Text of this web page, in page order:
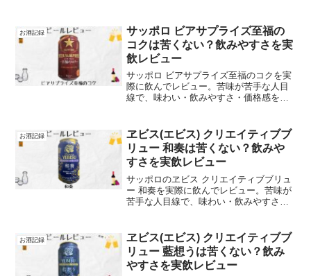
お酒記録
サッポロ ビアサプライズ至福の
コクは苦くない？飲みやすさを実
飲レビュー
サッポロ ビアサプライズ至福のコクを実
際に飲んでレビュー。苦味が苦手な人目
線で、味わい・飲みやすさ・価格感を本
お酒記録
ヱビス(エビス) クリエイティブブ
リュー 和奏は苦くない？飲みや
すさを実飲レビュー
サッポロのヱビス クリエイティブブリュ
ー 和奏を実際に飲んでレビュー。苦味が
苦手な人目線で、味わい・飲みやすさ・
お酒記録
ヱビス(エビス) クリエイティブブ
リュー 藍想うは苦くない？飲み
やすさを実飲レビュー